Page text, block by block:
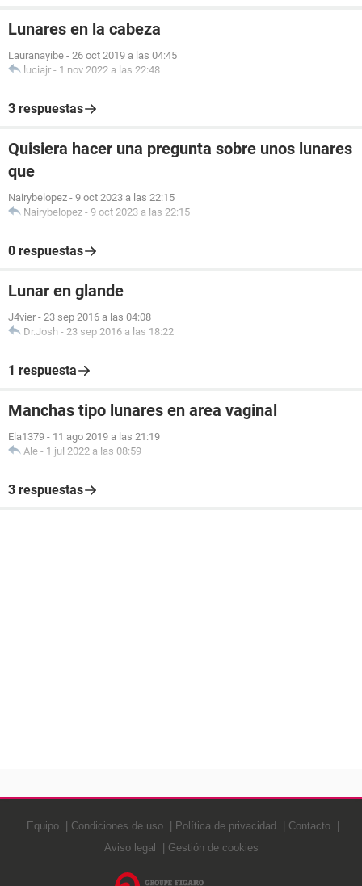
Lunares en la cabeza
Lauranayibe - 26 oct 2019 a las 04:45
luciajr - 1 nov 2022 a las 22:48
3 respuestas
Quisiera hacer una pregunta sobre unos lunares
que
Nairybelopez - 9 oct 2023 a las 22:15
Nairybelopez - 9 oct 2023 a las 22:15
0 respuestas
Lunar en glande
J4vier - 23 sep 2016 a las 04:08
Dr.Josh - 23 sep 2016 a las 18:22
1 respuesta
Manchas tipo lunares en area vaginal
Ela1379 - 11 ago 2019 a las 21:19
Ale - 1 jul 2022 a las 08:59
3 respuestas
Equipo Condiciones de uso Política de privacidad
Contacto
Aviso legal
Gestión de cookies